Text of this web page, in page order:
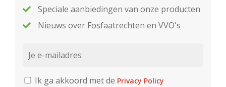
Speciale aanbiedingen van onze producten
Nieuws over Fosfaatrechten en VVO's
Ik ga akkoord met de Privacy Policy